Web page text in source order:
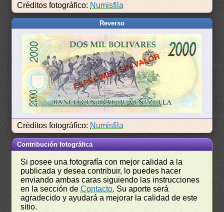
Créditos fotográfico: Numisfila
Reverso
Créditos fotográfico: Numisfila
Contribución fotográfica
Si posee una fotografía con mejor calidad a la
publicada y desea contribuir, lo puedes hacer
enviando ambas caras siguiendo las instrucciones
en la sección deContacto. Su aporte será
agradecido y ayudará a mejorar la calidad de este
sitio.